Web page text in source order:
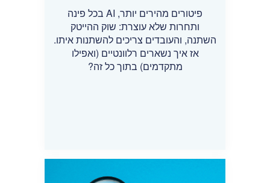
פיטורים מהירים יותר, AI בכל פינה
ותחרות שלא עוצרת: שוק ההייטק
השתנה, והעובדים צריכים להשתנות איתו.
אז איך נשארים רלוונטיים (ואפילו
מתקדמים) בתוך כל זה?